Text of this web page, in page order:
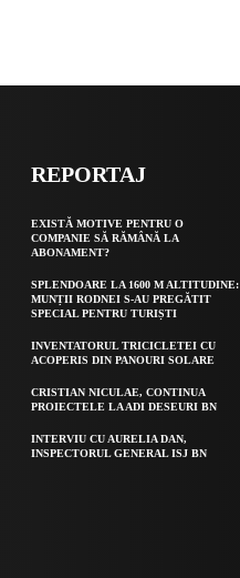
REPORTAJ
EXISTĂ MOTIVE PENTRU O
COMPANIE SĂ RĂMÂNĂ LA
ABONAMENT?
SPLENDOARE LA 1600 M ALTITUDINE:
MUNȚII RODNEI S-AU PREGĂTIT
SPECIAL PENTRU TURIȘTI
INVENTATORUL TRICICLETEI CU
ACOPERIS DIN PANOURI SOLARE
CRISTIAN NICULAE, CONTINUA
PROIECTELE LA ADI DESEURI BN
INTERVIU CU AURELIA DAN,
INSPECTORUL GENERAL ISJ BN